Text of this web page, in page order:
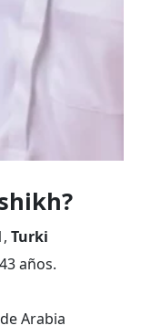
Turki
años.
Arabia